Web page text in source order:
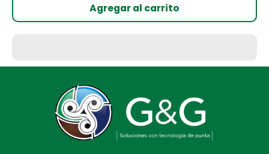
Agregar al carrito